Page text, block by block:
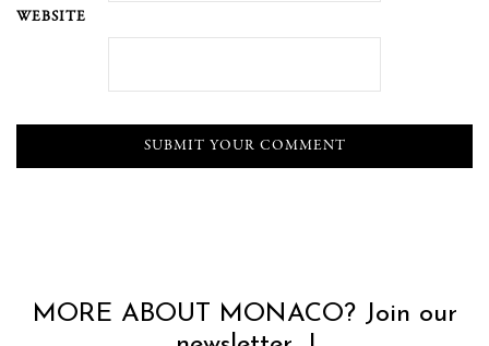
WEBSITE
MORE ABOUT MONACO? Join our